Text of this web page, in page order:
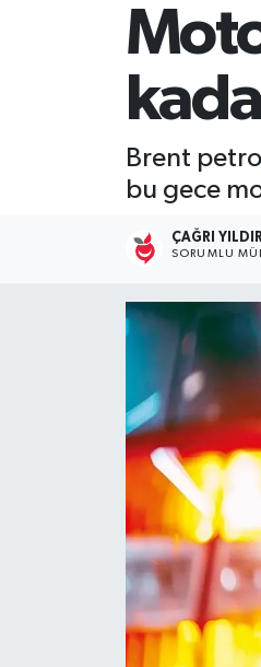
Brent
bu gece
ÇAĞRI
SORUMLU
Ekonomi
Güvenlik
Kültür Sanat
Süper Lig Puan
Son Dakika Haberleri
Haber Arşivi